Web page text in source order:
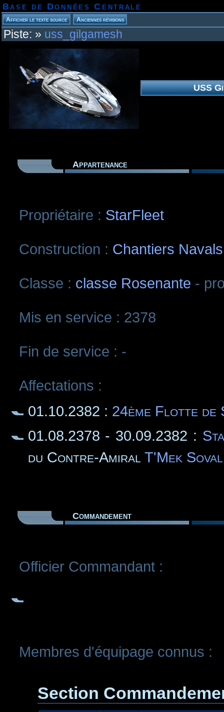
Base de Données Centrale
Piste: » uss_gilgamesh
USS
Appartenance
Propriétaire : StarFleet
Construction : Chantiers
Classe : classe Rosenante -
Mis en service : 2378
Fin de service : -
Affectations :
01.10.2382 : 24ème Flotte
01.08.2378 - 30.09.2382 :
du Contre-Amiral T'Mek Soval
Commandement
Officier Commandant :
Membres d'équipage connus :
Section